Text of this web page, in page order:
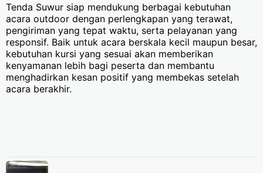
Tenda Suwur siap mendukung berbagai kebutuhan
acara outdoor dengan perlengkapan yang terawat,
pengiriman yang tepat waktu, serta pelayanan yang
responsif. Baik untuk acara berskala kecil maupun besar,
kebutuhan kursi yang sesuai akan memberikan
kenyamanan lebih bagi peserta dan membantu
menghadirkan kesan positif yang membekas setelah
acara berakhir.